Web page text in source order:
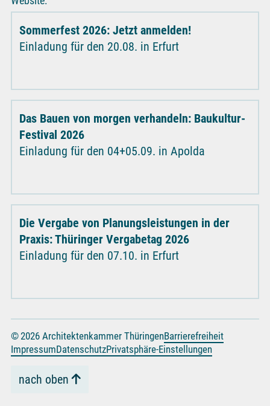
Sommerfest 2026: Jetzt anmelden!
Einladung für den 20.08. in Erfurt
Das Bauen von morgen verhandeln: Baukultur-
Festival 2026
Einladung für den 04+05.09. in Apolda
Die Vergabe von Planungsleistungen in der
Praxis: Thüringer Vergabetag 2026
Einladung für den 07.10. in Erfurt
© 2026 Architektenkammer ThüringenBarrierefreiheit
ImpressumDatenschutzPrivatsphäre-Einstellungen
nach oben